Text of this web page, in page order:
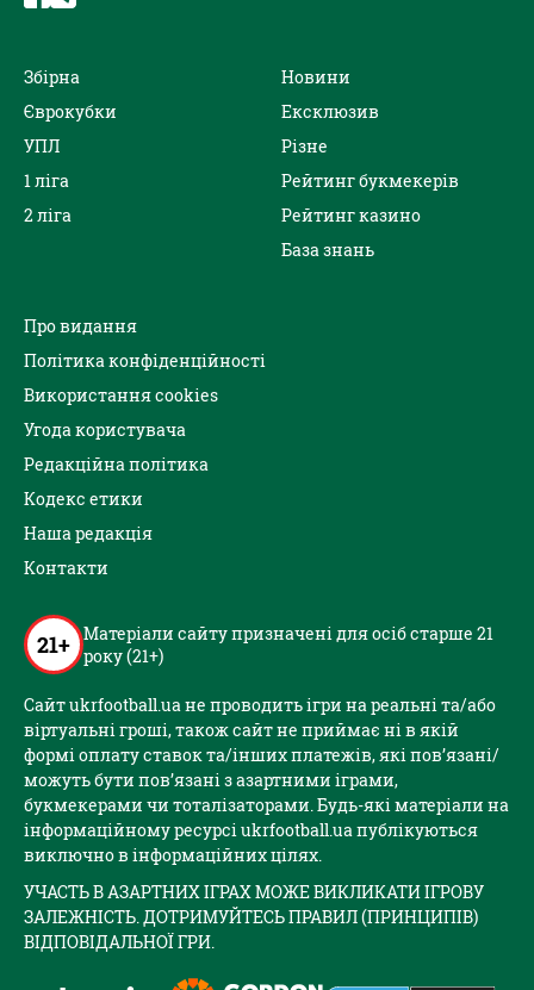
Збірна
Єврокубки
УПЛ
1 ліга
2 ліга
Новини
Ексклюзив
Різне
Рейтинг букмекерів
Рейтинг казино
База знань
Про видання
Політика конфіденційності
Використання cookies
Угода користувача
Редакційна політика
Кодекс етики
Наша редакція
Контакти
21+ Матеріали сайту призначені для осіб старше 21
року (21+)
Сайт ukrfootball.ua не проводить ігри на реальні та/або
віртуальні гроші, також сайт не приймає ні в якій
формі оплату ставок та/інших платежів, які пов’язані/
можуть бути пов’язані з азартними іграми,
букмекерами чи тоталізаторами. Будь-які матеріали на
інформаційному ресурсі ukrfootball.ua публікуються
виключно в інформаційних цілях.
УЧАСТЬ В АЗАРТНИХ ІГРАХ МОЖЕ ВИКЛИКАТИ ІГРОВУ
ЗАЛЕЖНІСТЬ. ДОТРИМУЙТЕСЬ ПРАВИЛ (ПРИНЦИПІВ)
ВІДПОВІДАЛЬНОЇ ГРИ.